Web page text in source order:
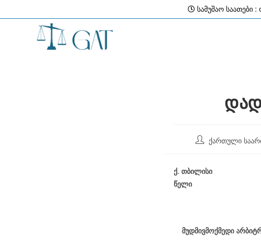
to
სამუშაო საათები :
Post ქართული
ქ. თბილისი 04
წელი
მუდმივმოქმედი